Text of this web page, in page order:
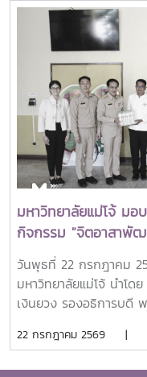
for Graduate Study
(SEARCA) นับเป็นรา
เก่าทุน SEARCA ผู้มีค
และสร้างคุณูปการสำคั
และสังคมอย่างยั่งยืนร
Scholarship Alumni
เก่าผู้ได้รับทุนการศึกษ
นำองค์ความรู้ ประสบ
ไปสร้างคุณประโยชน์ต่ออ
ตะวันออกเฉียงใต้ ตลอด
ปรัชญาของ SEARCA ผ่
สาธารณะ และการอุทิศต
รางวัลครอบคลุมผลงา
(Teaching) การวิจัย
พัฒนาชุมชน (Public
Development) และธุรกิ
กับผลงานที่สามารถสร้าง
มหาวิทยาลัยแม่โจ้ มอ
กิจกรรม "จิตอาสาพั
อำเภอสันทราย
วันพุธที่ 22 กรกฎาคม
มหาวิทยาลัยแม่โจ้ นำโด
เงินยวง รองอธิการบดี
จำนวน 100 แพ็ค เพื่อใ
22 กรกฎาคม 2569 |